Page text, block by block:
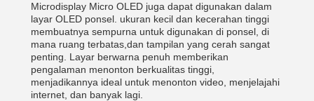
Microdisplay Micro OLED juga dapat digunakan dalam
layar OLED ponsel. ukuran kecil dan kecerahan tinggi
membuatnya sempurna untuk digunakan di ponsel, di
mana ruang terbatas,dan tampilan yang cerah sangat
penting. Layar berwarna penuh memberikan
pengalaman menonton berkualitas tinggi,
menjadikannya ideal untuk menonton video, menjelajahi
internet, dan banyak lagi.